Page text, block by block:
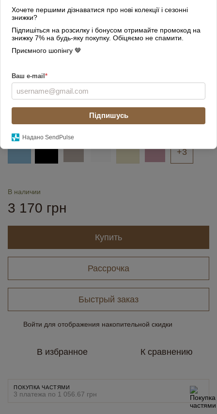
Хочете першими дізнаватися про нові колекції і сезонні
знижки?
Підпишіться на розсилку і бонусом отримайте промокод на
знижку 7% на будь-яку покупку. Обіцяємо не спамити.
Приємного шопінгу 🤎
Ваш e-mail *
Підпишусь
Надано SendPulse
+3
В наличии
3 170 грн
Купить
Рассрочка
Быстрый заказ
Войти для отображения накопительной скидки
В избранное К сравнению
ПОКУПКА ЧАСТЯМИ
3 платежа по 1 056.67 грн